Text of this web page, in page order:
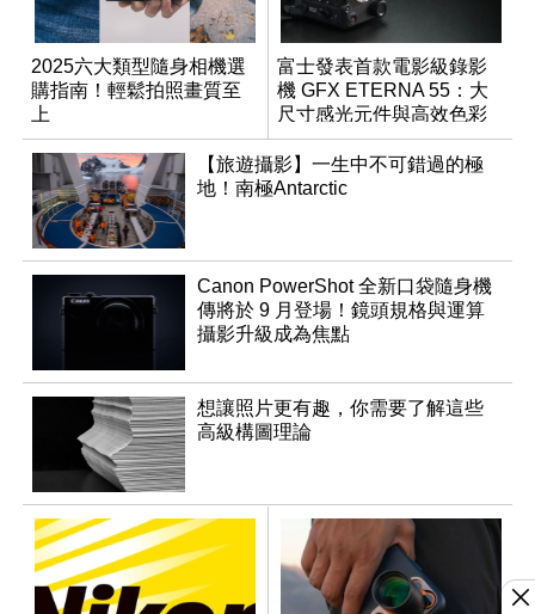
2025六大類型隨身相機選
購指南！輕鬆拍照畫質至
上
富士發表首款電影級錄影
機 GFX ETERNA 55：大
尺寸感光元件與高效色彩
管理
【旅遊攝影】一生中不可錯過的極
地！南極Antarctic
Canon PowerShot 全新口袋隨身機
傳將於 9 月登場！鏡頭規格與運算
攝影升級成為焦點
想讓照片更有趣，你需要了解這些
高級構圖理論